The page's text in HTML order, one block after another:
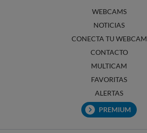
WEBCAMS
NOTICIAS
CONECTA TU WEBCAM
CONTACTO
MULTICAM
FAVORITAS
ALERTAS
PREMIUM